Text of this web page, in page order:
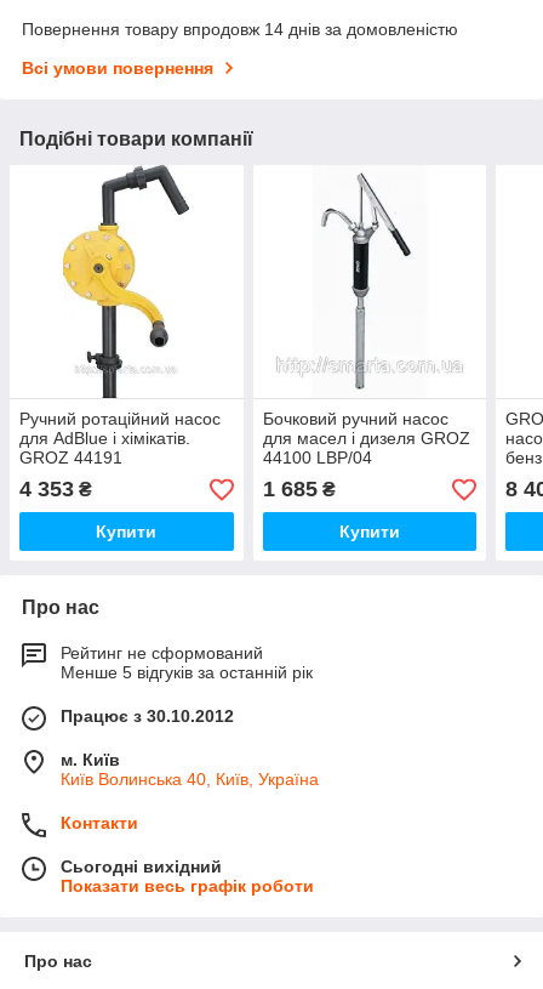
Повернення товару впродовж 14 днів за домовленістю
Всі умови повернення
Подібні товари компанії
Ручний ротаційний насос
для AdBlue і хімікатів.
GROZ 44191
4 353 ₴
Купити
Бочковий ручний насос
для масел і дизеля GROZ
44100 LBP/04
1 685₴
Купити
36
8
Про нас
Рейтинг не сформований
Менше 5 відгуків за останній рік
Працює з 30.10.2012
м. Київ
Київ Волинська 40, Київ, Україна
Контакти
Сьогодні вихідний
Показати весь графік роботи
Про нас